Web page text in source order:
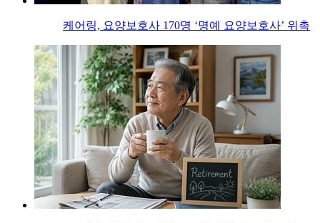
케어링, 요양보호사 170명 ‘명예 요양보호사’ 위촉